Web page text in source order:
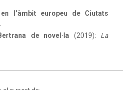
l’àmbit europeu de Ciutats
de novel·la (2019): La